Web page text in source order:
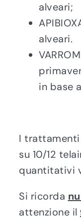
alveari;
alveari.
in base
I
su 10/12
quantitativi
Si ricorda
attenzione il